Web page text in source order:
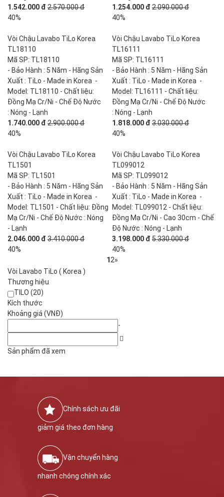
1.542.000 đ 2.570.000 đ
40%
1.254.000 đ 2.090.000 đ
40%
Vòi Chậu Lavabo TiLo Korea
TL18110
Mã SP: TL18110
- Bảo Hành : 5 Năm - Hãng Sản
Xuất : TiLo - Made in Korea -
Model: TL18110 - Chất liệu:
Đồng Mạ Cr/Ni - Chế Độ Nước
: Nóng - Lạnh
1.740.000 đ 2.900.000 đ
40%
Vòi Chậu Lavabo TiLo Korea
TL16111
Mã SP: TL16111
- Bảo Hành : 5 Năm - Hãng Sản
Xuất : TiLo - Made in Korea -
Model: TL16111 - Chất liệu:
Đồng Mạ Cr/Ni - Chế Độ Nước
: Nóng - Lạnh
1.818.000 đ 3.030.000 đ
40%
Vòi Chậu Lavabo TiLo Korea
TL1501
Mã SP: TL1501
- Bảo Hành : 5 Năm - Hãng Sản
Xuất : TiLo - Made in Korea -
Model: TL1501 - Chất liệu: Đồng
Mạ Cr/Ni - Chế Độ Nước : Nóng
- Lạnh
2.046.000 đ 3.410.000 đ
40%
Vòi Chậu Lavabo TiLo Korea
TL099012
Mã SP: TL099012
- Bảo Hành : 5 Năm - Hãng Sản
Xuất : TiLo - Made in Korea -
Model: TL099012 - Chất liệu:
Đồng Mạ Cr/Ni - Cao 30cm - Chế
Độ Nước : Nóng - Lạnh
3.198.000 đ 5.330.000 đ
40%
1 2»
Vòi Lavabo TiLo ( Korea )
Thương hiệu
TILO (20)
Kích thước
Khoảng giá (VNĐ)
-
Sản phẩm đã xem
Chính sách ưu đãi
giảm giá theo đơn hàng
Vận chuyển hàng
nhanh chóng chính xác